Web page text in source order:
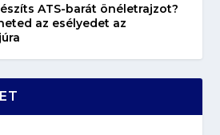
ATS-barát önéletrajzot?
az esélyedet az